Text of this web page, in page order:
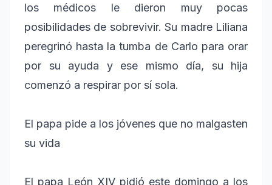
los médicos le dieron muy pocas
posibilidades de sobrevivir. Su madre Liliana
peregrinó hasta la tumba de Carlo para orar
por su ayuda y ese mismo día, su hija
comenzó a respirar por sí sola.
El papa pide a los jóvenes que no malgasten
su vida
El papa León XIV pidió este domingo a los